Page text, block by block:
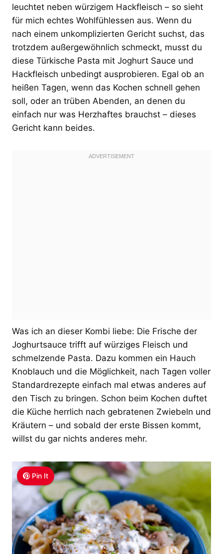
leuchtet neben würzigem Hackfleisch – so sieht
für mich echtes Wohlfühlessen aus. Wenn du
nach einem unkomplizierten Gericht suchst, das
trotzdem außergewöhnlich schmeckt, musst du
diese Türkische Pasta mit Joghurt Sauce und
Hackfleisch unbedingt ausprobieren. Egal ob an
heißen Tagen, wenn das Kochen schnell gehen
soll, oder an trüben Abenden, an denen du
einfach nur was Herzhaftes brauchst – dieses
Gericht kann beides.
Was ich an dieser Kombi liebe: Die Frische der
Joghurtsauce trifft auf würziges Fleisch und
schmelzende Pasta. Dazu kommen ein Hauch
Knoblauch und die Möglichkeit, nach Tagen voller
Standardrezepte einfach mal etwas anderes auf
den Tisch zu bringen. Schon beim Kochen duftet
die Küche herrlich nach gebratenen Zwiebeln und
Kräutern – und sobald der erste Bissen kommt,
willst du gar nichts anderes mehr.
Pin It